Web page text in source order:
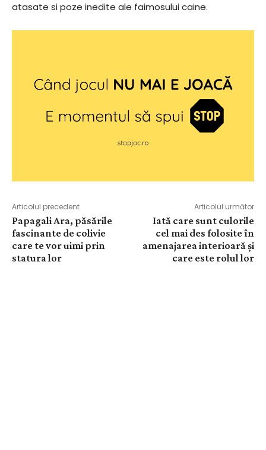
atasate si poze inedite ale faimosului caine.
Articolul precedent
Papagali Ara, păsările
fascinante de colivie
care te vor uimi prin
statura lor
Articolul următor
Iată care sunt culorile
cel mai des folosite în
amenajarea interioară și
care este rolul lor